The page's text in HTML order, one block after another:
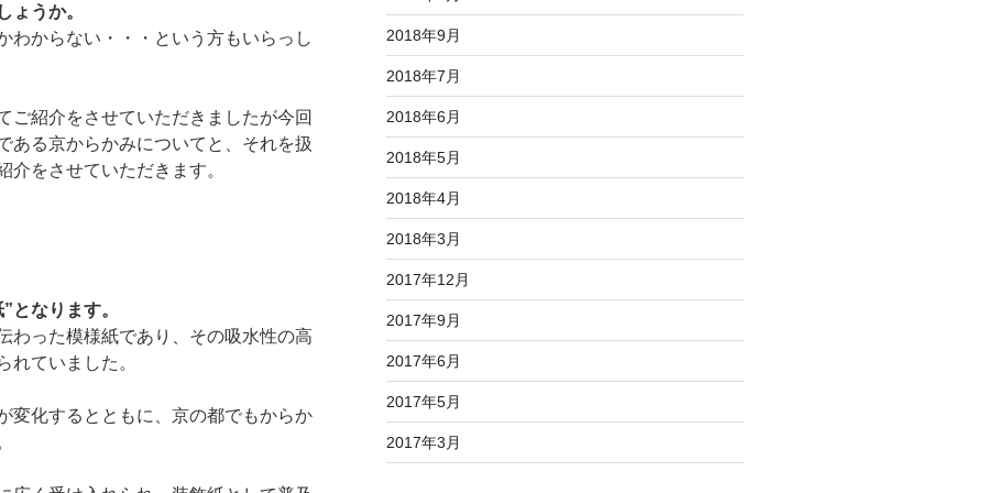
ょうか。
わからない・・・という方もいらっし
ご紹介をさせていただきましたが今回
ある京からかみについてと、それを扱
介をさせていただきます。
となります。
わった模様紙であり、その吸水性の高
れていました。
変化するとともに、京の都でもからか
2018年9月
2018年7月
2018年6月
2018年5月
2018年4月
2018年3月
2017年12月
2017年9月
2017年6月
2017年5月
2017年3月